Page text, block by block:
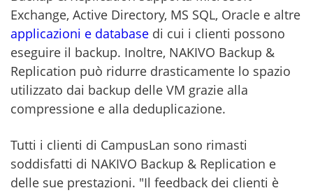
Exchange, Active Directory, MS SQL, Oracle e altre
applicazioni e database di cui i clienti possono
eseguire il backup. Inoltre, NAKIVO Backup &
Replication può ridurre drasticamente lo spazio
utilizzato dai backup delle VM grazie alla
compressione e alla deduplicazione.
Tutti i clienti di CampusLan sono rimasti
soddisfatti di NAKIVO Backup & Replication e
delle sue prestazioni. "Il feedback dei clienti è